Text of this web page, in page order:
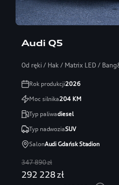
Audi Q5
Od ręki / Hak / Matrix LED /
Rok produkcji2026
Moc silnika204KM
Typ paliwadiesel
Typ nadwoziaSUV
SalonAudi Gdańsk Stadion
347 890 zł
292 228 zł